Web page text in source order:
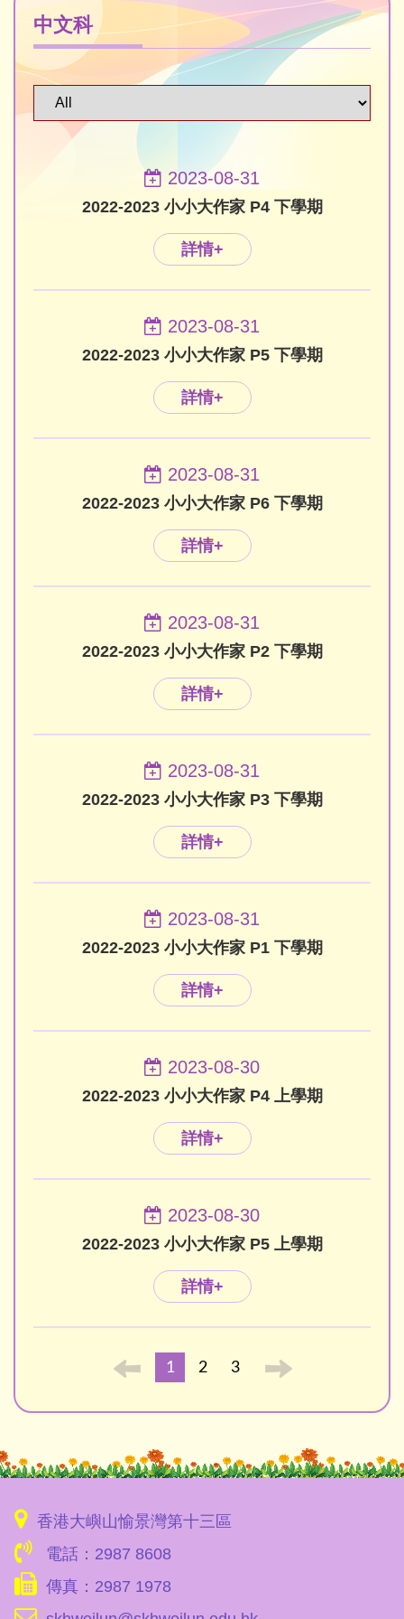
中文科
2023-08-31
2022-2023 小小大作家 P4 下學期
詳情+
2023-08-31
2022-2023 小小大作家 P5 下學期
詳情+
2023-08-31
2022-2023 小小大作家 P6 下學期
詳情+
2023-08-31
2022-2023 小小大作家 P2 下學期
詳情+
2023-08-31
2022-2023 小小大作家 P3 下學期
詳情+
2023-08-31
2022-2023 小小大作家 P1 下學期
詳情+
2023-08-30
2022-2023 小小大作家 P4 上學期
詳情+
2023-08-30
2022-2023 小小大作家 P5 上學期
詳情+
1 2 3
香港大嶼山愉景灣第十三區
電話：2987 8608
傳真：2987 1978